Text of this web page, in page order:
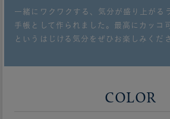
一緒にワクワクする、気分が盛り上がる
手帳として作られました。最高にカッコ
というはじける気分をぜひお楽しみくだ
COLOR